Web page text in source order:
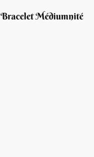
Bracelet Médiumnité